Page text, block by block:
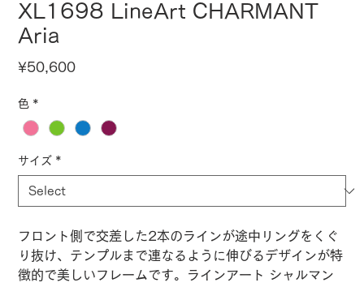
XL1698 LineArt CHARMANT
Aria
¥50,600Price
色 *
サイズ *
フロント側で交差した2本のラインが途中リングをくぐ
り抜け、テンプルまで連なるように伸びるデザインが特
徴的で美しいフレームです。ラインアート シャルマン